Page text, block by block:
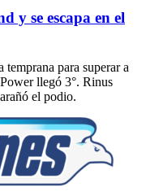
y se escapa en el
para superar a
llegó 3°. Rinus
el podio.